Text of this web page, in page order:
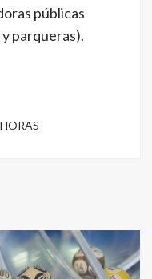
públicas
parqueras).